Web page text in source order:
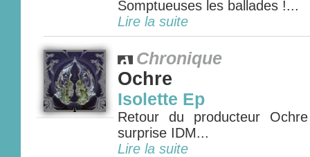
Somptueuses les ballades !...
Lire la suite
Chronique
Ochre
Isolette Ep
Retour du producteur
surprise IDM...
Lire la suite